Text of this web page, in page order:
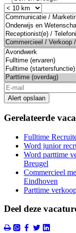
Alert opslaan
Gerelateerde
Fulltime
Word junior
Word parttime
Breugel
Commercieel
Eindhoven
Parttime
Deel deze